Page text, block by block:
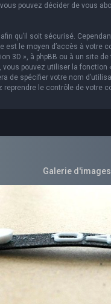
pouvez décider de vous
qu’il soit sécurisé.
le moyen d’accès à votre
3D », à phpBB ou à un site
pouvez utiliser la fonction
de spécifier votre nom
le contrôle de votre
Galerie